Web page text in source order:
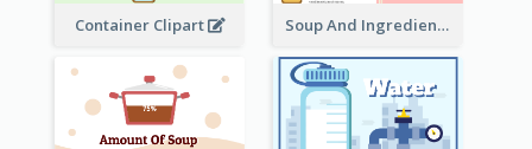
Container Clipart Soup And Ingredients Recipes